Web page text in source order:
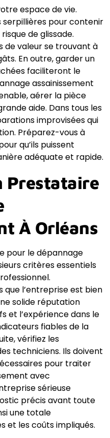
espace de vie.
serpillières pour contenir
de glissade.
de valeur se trouvant à
En outre, garder un
faciliteront le
assainissement
aérer la pièce
aide. Dans tous les
improvisées qui
Préparez-vous à
qu’ils puissent
adéquate et rapide.
Prestataire
À Orléans
pour le dépannage
critères essentiels
que l’entreprise est bien
solide réputation
et l’expérience dans le
fiables de la
vérifiez les
techniciens. Ils doivent
pour traiter
avec
sérieuse
précis avant toute
une totale
et les coûts impliqués.